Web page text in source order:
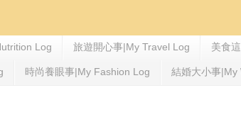
Log 旅遊開心事|My Travel Log 美食
時尚養眼事|My Fashion Log 結婚大小事|My